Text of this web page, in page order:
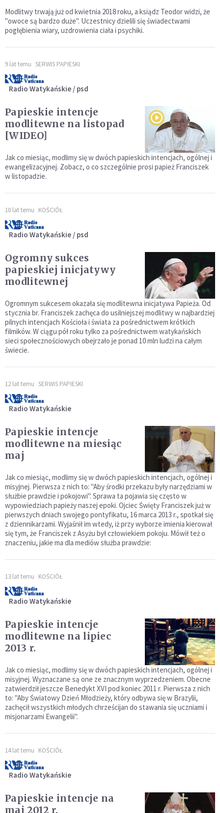
Modlitwy trwają już od kwietnia 2018 roku, a ksiądz Teodor widzi, że
"owoce są bardzo duże". Uczestnicy dzielili się świadectwami
pogłębienia wiary, uzdrowienia ciała i psychiki.
9 lat temu SERWIS PAPIESKI
Radio Watykańskie / psd
Papieskie intencje
modlitewne na listopad
[WIDEO]
Jak co miesiąc, modlimy się w dwóch papieskich intencjach, ogólnej i
ewangelizacyjnej. Zobacz, o co szczególnie prosi papież Franciszek
w listopadzie.
10 lat temu KOŚCIÓŁ
Radio Watykańskie / psd
Ogromny sukces
papieskiej inicjatywy
modlitewnej
Ogromnym sukcesem okazała się modlitewna inicjatywa Papieża. Od
stycznia br. Franciszek zachęca do usilniejszej modlitwy w najbardziej
pilnych intencjach Kościoła i świata za pośrednictwem krótkich
filmików. W ciągu pół roku tylko za pośrednictwem watykańskich
sieci społecznościowych obejrzało je ponad 10 mln ludzi na całym
świecie.
12 lat temu SERWIS PAPIESKI
Radio Watykańskie
Papieskie intencje
modlitewne na miesiąc
maj
Jak co miesiąc, modlimy się w dwóch papieskich intencjach, ogólnej i
misyjnej. Pierwsza z nich to: "Aby środki przekazu były narzędziami w
służbie prawdzie i pokojowi". Sprawa ta pojawia się często w
wypowiedziach papieży naszej epoki. Ojciec Święty Franciszek już w
pierwszych dniach swojego pontyfikatu, 16 marca 2013 r., spotkał się
z dziennikarzami. Wyjaśnił im wtedy, iż przy wyborze imienia kierował
się tym, że Franciszek z Asyżu był człowiekiem pokoju. Mówił też o
znaczeniu, jakie ma dla mediów służba prawdzie:
13 lat temu KOŚCIÓŁ
Radio Watykańskie
Papieskie intencje
modlitewne na lipiec
2013 r.
Jak co miesiąc, modlimy się w dwóch papieskich intencjach, ogólnej i
misyjnej. Wyznaczane są one ze znacznym wyprzedzeniem. Obecne
zatwierdził jeszcze Benedykt XVI pod koniec 2011 r. Pierwsza z nich
to: "Aby Światowy Dzień Młodzieży, który odbywa się w Brazylii,
zachęcił wszystkich młodych chrześcijan do stawania się uczniami i
misjonarzami Ewangelii".
14 lat temu KOŚCIÓŁ
Radio Watykańskie
Papieskie intencje na
maj 2012 r.